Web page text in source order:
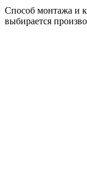
Способ монтажа и
выбирается